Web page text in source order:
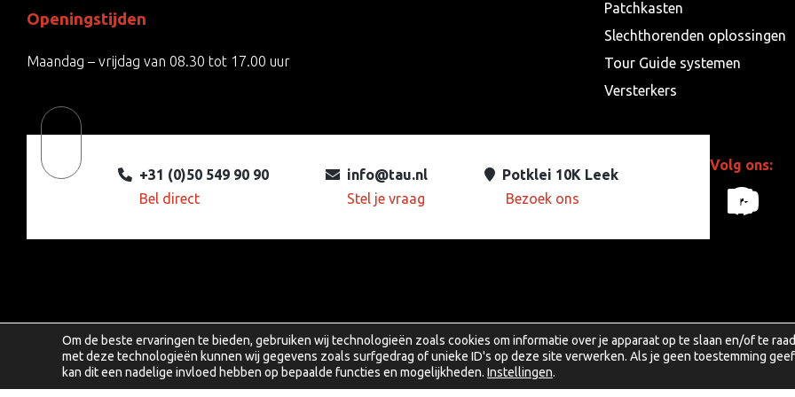
Openingstijden
Maandag – vrijdag van 08.30 tot 17.00 uur
Patchkasten
Slechthorenden oplossingen
Tour Guide systemen
Versterkers
+31 (0)50 549 90 90
Bel direct
info@tau.nl
Stel je vraag
Potklei 10K Leek
Bezoek ons
Volg ons:
Om de beste ervaringen te bieden, gebruiken wij technologieën zoals cookies om informatie over je apparaat op te slaan en/of te
met deze technologieën kunnen wij gegevens zoals surfgedrag of unieke ID's op deze site verwerken. Als je geen toestemming
kan dit een nadelige invloed hebben op bepaalde functies en mogelijkheden. Instellingen.